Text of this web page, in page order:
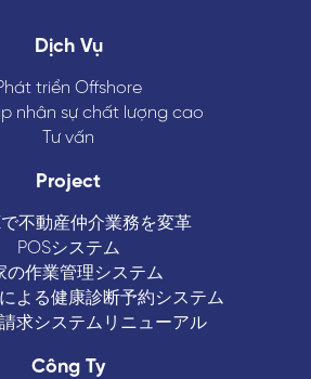
Dịch Vụ
triển Offshore
nhân sự chất lượng cao
Tư vấn
Project
不動産仲介業務を変革
POSシステム
の作業管理システム
よる健康診断予約システム
求システムリニューアル
Công Ty